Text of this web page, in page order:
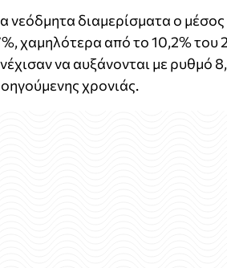
νεόδμητα διαμερίσματα ο
χαμηλότερα από το 10,2% του
να αυξάνονται με ρυθμό
χρονιάς.